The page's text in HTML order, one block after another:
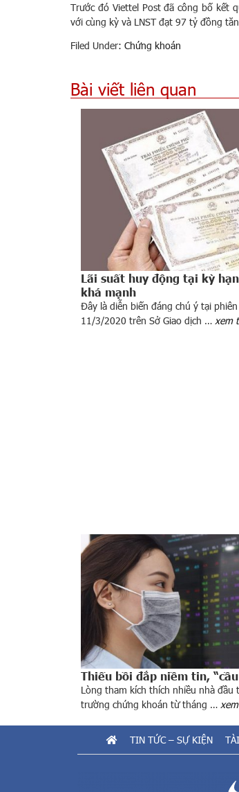
Trước đó Viettel Post đã công bố
với cùng kỳ và LNST đạt 97 tỷ đồng
Filed Under: Chứng khoán
Bài viết liên quan
Lãi suất huy động tại kỳ
khá mạnh
Đây là diễn biến đáng chú ý tại
11/3/2020 trên Sở Giao dịch … xem
Thiếu bồi đắp niềm tin,
Lòng tham kích thích nhiều nhà
trường chứng khoán từ tháng …
TIN TỨC – SỰ KIỆN